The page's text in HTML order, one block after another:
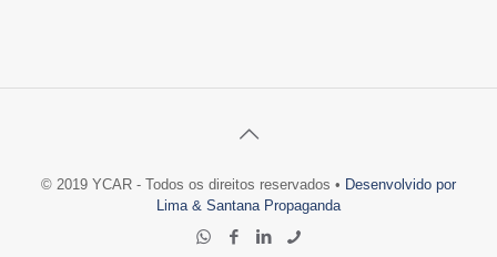
© 2019 YCAR - Todos os direitos reservados • Desenvolvido por
Lima & Santana Propaganda